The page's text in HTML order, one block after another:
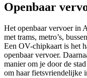
Openbaar
Het openbaar vervoer in
met trams, metro’s,
Een OV-chipkaart is het
openbaar vervoer.
manier om je door de
om haar fietsvriendelijke